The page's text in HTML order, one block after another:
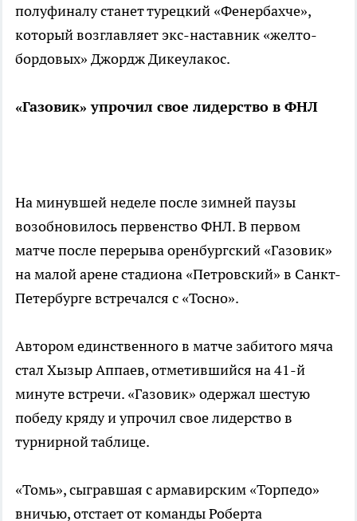
полуфиналу станет турецкий «Фенербахче»,
который возглавляет экс-наставник «желто-
бордовых» Джордж Дикеулакос.
«Газовик» упрочил свое лидерство в ФНЛ
На минувшей неделе после зимней паузы
возобновилось первенство ФНЛ. В первом
матче после перерыва оренбургский «Газовик»
на малой арене стадиона «Петровский» в Санкт-
Петербурге встречался с «Тосно».
Автором единственного в матче забитого мяча
стал Хызыр Аппаев, отметившийся на 41-й
минуте встречи. «Газовик» одержал шестую
победу кряду и упрочил свое лидерство в
турнирной таблице.
«Томь», сыгравшая с армавирским «Торпедо»
вничью, отстает от команды Роберта